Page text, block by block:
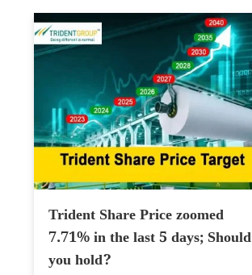
Trident Share Price zoomed
7.71% in the last 5 days; Should
you hold?